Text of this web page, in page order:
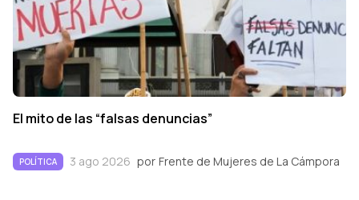
El mito de las “falsas denuncias”
POLÍTICA 3 ago 2026 por Frente de Mujeres de La Cámpora